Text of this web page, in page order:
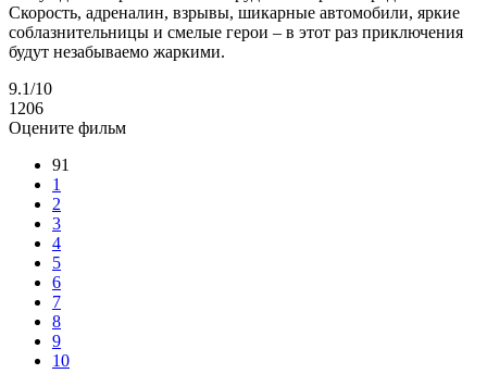
Скорость, адреналин, взрывы, шикарные автомобили, яркие
соблазнительницы и смелые герои – в этот раз приключения
будут незабываемо жаркими.
9.1/10
1206
Оцените фильм
91
1
2
3
4
5
6
7
8
9
10